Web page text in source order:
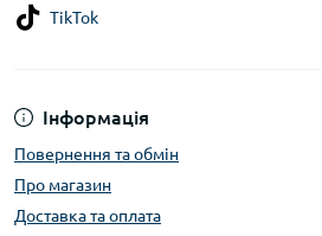
Інформація
Повернення та обмін
Про магазин
Доставка та оплата
TikTok